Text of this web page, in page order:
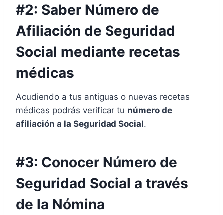
#2: Saber Número de
Afiliación de Seguridad
Social mediante recetas
médicas
Acudiendo a tus antiguas o nuevas recetas
médicas podrás verificar tu número de
afiliación a la Seguridad Social.
#3: Conocer Número de
Seguridad Social a través
de la Nómina